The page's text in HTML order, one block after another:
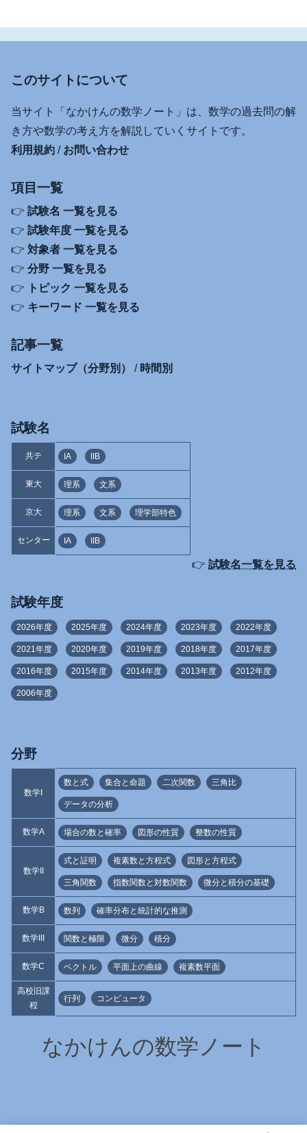
このサイトについて
当サイト「なかけんの数学ノート」は、数学の過去問の解
き方や数学の考え方を解説していくサイトです。
利用規約 / お問い合わせ
項目一覧
👉 試験名 一覧を見る
👉 試験年度 一覧を見る
👉 対象者 一覧を見る
👉 分野 一覧を見る
👉
トピック 一覧を見る
👉 キーワード 一覧を見る
記事一覧
サイトマップ（分野別） / 時間別
試験名
共テ IA IIB
東大 理系 文系
京大 理系 文系 理学部特色
センター IA IIB
👉 試験名一覧を見る
試験年度
2026年度 2025年度 2024年度 2023年度 2022年度
2021年度 2020年度 2019年度 2018年度 2017年度
2016年度 2015年度 2014年度 2013年度 2012年度
2006年度
分野
数学I
数と式 集合と命題 二次関数 三角比
データの分析
数学A 場合の数と確率 図形の性質 整数の性質
数学II
式と証明 複素数と方程式 図形と方程式
三角関数 指数関数と対数関数 微分と積分の基礎
数学B 数列 確率分布と統計的な推測
数学III 関数と極限 微分 積分
数学C ベクトル 平面上の曲線 複素数平面
高校旧課
程
行列 コンピュータ
なかけんの数学ノート